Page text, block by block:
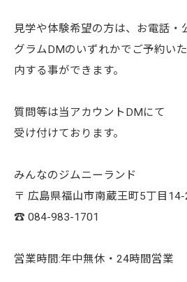
見学や体験希望の方は、お電話・
グラムDMのいずれかでご予約い
内する事ができます。
質問等は当アカウントDMにて
受け付けております。
みんなのジムニーランド
〒 広島県福山市南蔵王町5丁目14-
☎︎ 084-983-1701
営業時間:年中無休・24時間営業